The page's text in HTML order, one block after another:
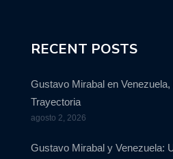
RECENT POSTS
Gustavo Mirabal en
Trayectoria
agosto 2, 2026
Gustavo Mirabal y Venezuela: